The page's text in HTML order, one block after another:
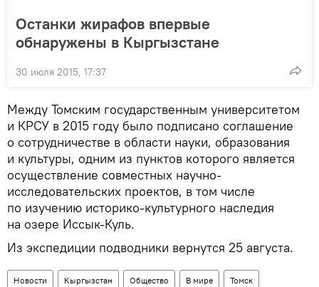
Останки жирафов впервые
обнаружены в Кыргызстане
30 июля 2015, 17:37
Между Томским государственным университетом
и КРСУ в 2015 году было подписано соглашение
о сотрудничестве в области науки, образования
и культуры, одним из пунктов которого является
осуществление совместных научно-
исследовательских проектов, в том числе
по изучению историко-культурного наследия
на озере Иссык-Куль.
Из экспедиции подводники вернутся 25 августа.
Новости Кыргызстан Общество В мире Томск